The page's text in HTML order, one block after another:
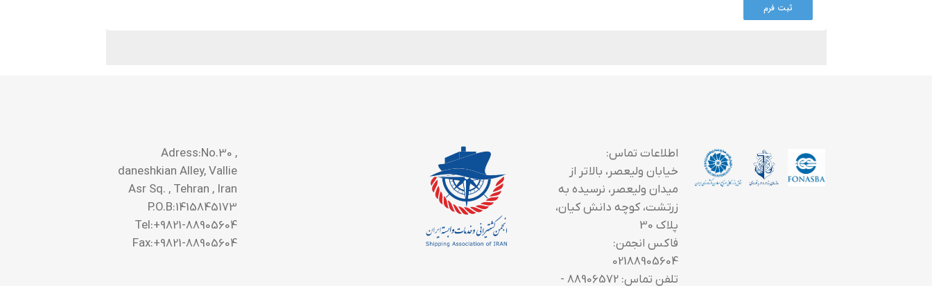
اطلاعات تماس:
خیابان ولیعصر، بالاتر از
میدان ولیعصر، نرسیده به
زرتشت، کوچه دانش کیان،
پلاک 30
فاکس انجمن:
02188905604
تلفن تماس: 88906572 -
Adress:No.30 ,
daneshkian Alley, Vallie
Asr Sq. , Tehran , Iran
P.O.B:1415845173
Tel:+9821-88905604
Fax:+9821-88905604